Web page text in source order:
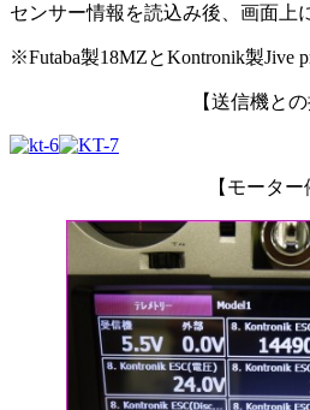
センサー情報を読込み後、画面上
※Futaba製18MZとKontronik製Jive
【送信機と
【モーター